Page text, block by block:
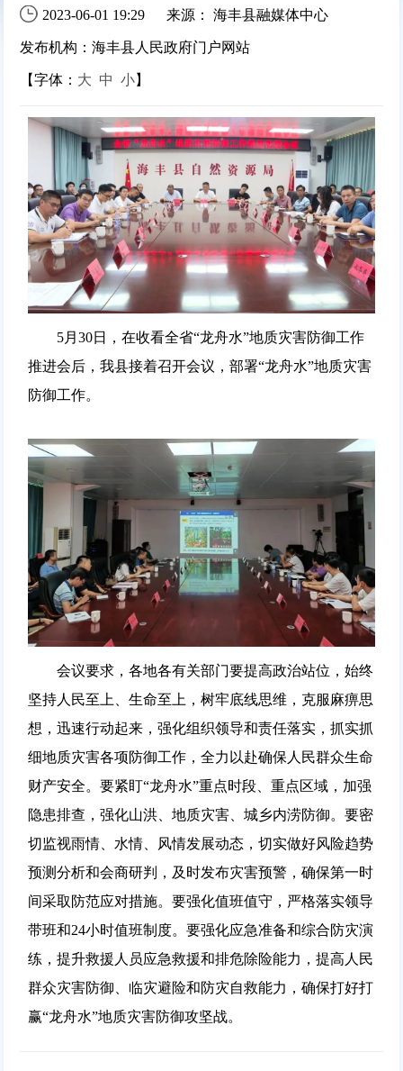
2023-06-01 19:29 来源： 海丰县融媒体中心
发布机构：海丰县人民政府门户网站
【字体： 大 中 小】
5月30日，在收看全省“龙舟水”地质灾害防御工作
推进会后，我县接着召开会议，部署“龙舟水”地质灾害
防御工作。
会议要求，各地各有关部门要提高政治站位，始终
坚持人民至上、生命至上，树牢底线思维，克服麻痹思
想，迅速行动起来，强化组织领导和责任落实，抓实抓
细地质灾害各项防御工作，全力以赴确保人民群众生命
财产安全。要紧盯“龙舟水”重点时段、重点区域，加强
隐患排查，强化山洪、地质灾害、城乡内涝防御。要密
切监视雨情、水情、风情发展动态，切实做好风险趋势
预测分析和会商研判，及时发布灾害预警，确保第一时
间采取防范应对措施。要强化值班值守，严格落实领导
带班和24小时值班制度。要强化应急准备和综合防灾演
练，提升救援人员应急救援和排危除险能力，提高人民
群众灾害防御、临灾避险和防灾自救能力，确保打好打
赢“龙舟水”地质灾害防御攻坚战。